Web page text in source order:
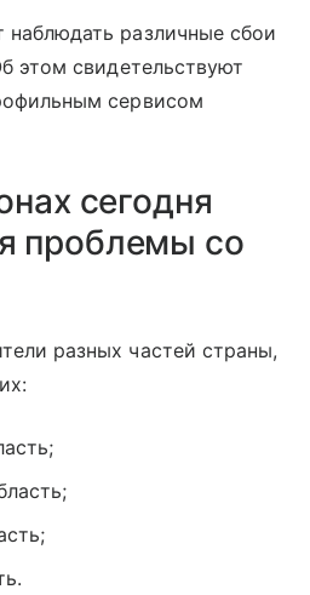
различные сбои
этом свидетельствуют
сервисом
сегодня
проблемы со
разных частей страны,